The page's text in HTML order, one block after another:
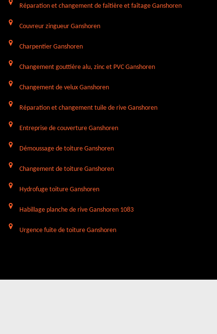
Réparation et changement de faîtière et faîtage Ganshoren
Couvreur zingueur Ganshoren
Charpentier Ganshoren
Changement gouttière alu, zinc et PVC Ganshoren
Changement de velux Ganshoren
Réparation et changement tuile de rive Ganshoren
Entreprise de couverture Ganshoren
Démoussage de toiture Ganshoren
Changement de toiture Ganshoren
Hydrofuge toiture Ganshoren
Habillage planche de rive Ganshoren 1083
Urgence fuite de toiture Ganshoren